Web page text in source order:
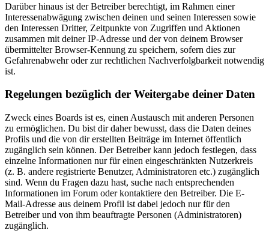
Darüber hinaus ist der Betreiber berechtigt, im Rahmen einer
Interessenabwägung zwischen deinen und seinen Interessen sowie
den Interessen Dritter, Zeitpunkte von Zugriffen und Aktionen
zusammen mit deiner IP-Adresse und der von deinem Browser
übermittelter Browser-Kennung zu speichern, sofern dies zur
Gefahrenabwehr oder zur rechtlichen Nachverfolgbarkeit notwendig
ist.
Regelungen bezüglich der Weitergabe deiner Daten
Zweck eines Boards ist es, einen Austausch mit anderen Personen
zu ermöglichen. Du bist dir daher bewusst, dass die Daten deines
Profils und die von dir erstellten Beiträge im Internet öffentlich
zugänglich sein können. Der Betreiber kann jedoch festlegen, dass
einzelne Informationen nur für einen eingeschränkten Nutzerkreis
(z. B. andere registrierte Benutzer, Administratoren etc.) zugänglich
sind. Wenn du Fragen dazu hast, suche nach entsprechenden
Informationen im Forum oder kontaktiere den Betreiber. Die E-
Mail-Adresse aus deinem Profil ist dabei jedoch nur für den
Betreiber und von ihm beauftragte Personen (Administratoren)
zugänglich.